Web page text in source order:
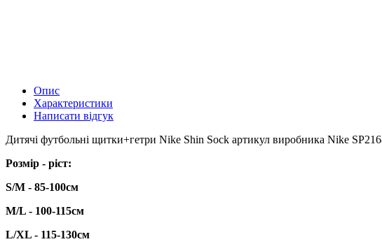
Опис
Характеристики
Написати відгук
Дитячі футбольні щитки+гетри Nike Shin Sock артикул виробника Nike
Розмір - ріст:
S/M - 85-100cм
M/L - 100-115см
L/XL - 115-130см